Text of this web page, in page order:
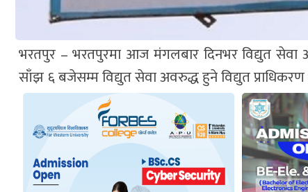
भरतपुर – भरतपुरमा आज मंगलबार दिनभर विद्युत
साँझ ६ बजेसम्म विद्युत सेवा अवरुद्ध हुने विद्युत